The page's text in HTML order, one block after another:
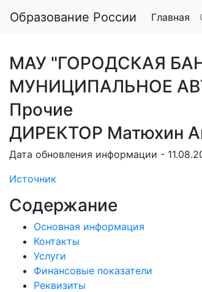
Образование России Главная
МАУ "ГОРОДСКАЯ
МУНИЦИПАЛЬНОЕ
Прочие
ДИРЕКТОР Матюхин
Дата обновления информации -
Источник
Содержание
Основная информация
Контакты
Услуги
Финансовые показатели
Реквизиты